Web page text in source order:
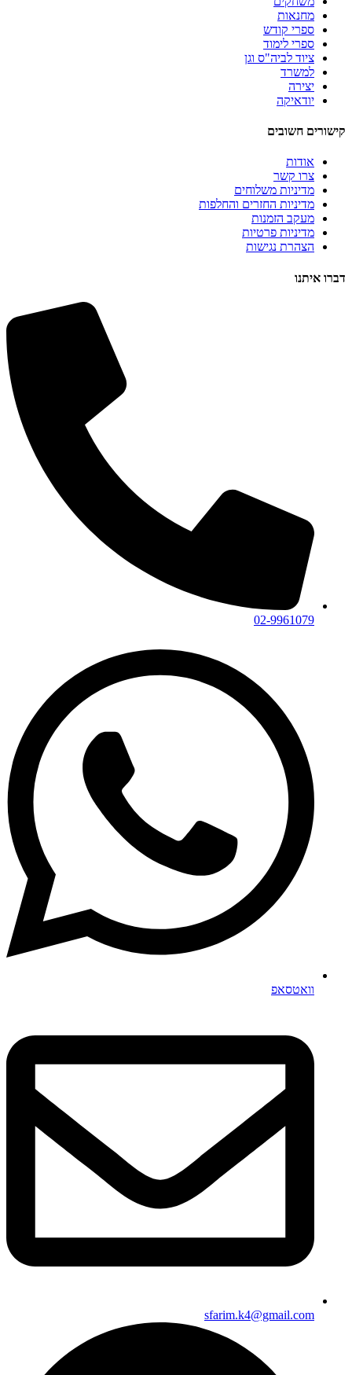
מחנאות
ספרי קודש
ספרי לימוד
ציוד לביה"ס וגן
למשרד
יצירה
יודאיקה
קישורים חשובים
אודות
צרו קשר
מדיניות משלוחים
מדיניות החזרים והחלפות
מעקב הזמנות
מדיניות פרטיות
הצהרת נגישות
דברו איתנו
02-9961079
וואטסאפ
sfarim.k4@gmail.com